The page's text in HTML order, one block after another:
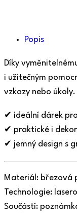
Popis
Díky
i užitečným
vzkazy nebo úkoly.
✔ ideální dárek
✔ praktické i
✔ jemný design s
Materiál: březová
Technologie:
Součástí: